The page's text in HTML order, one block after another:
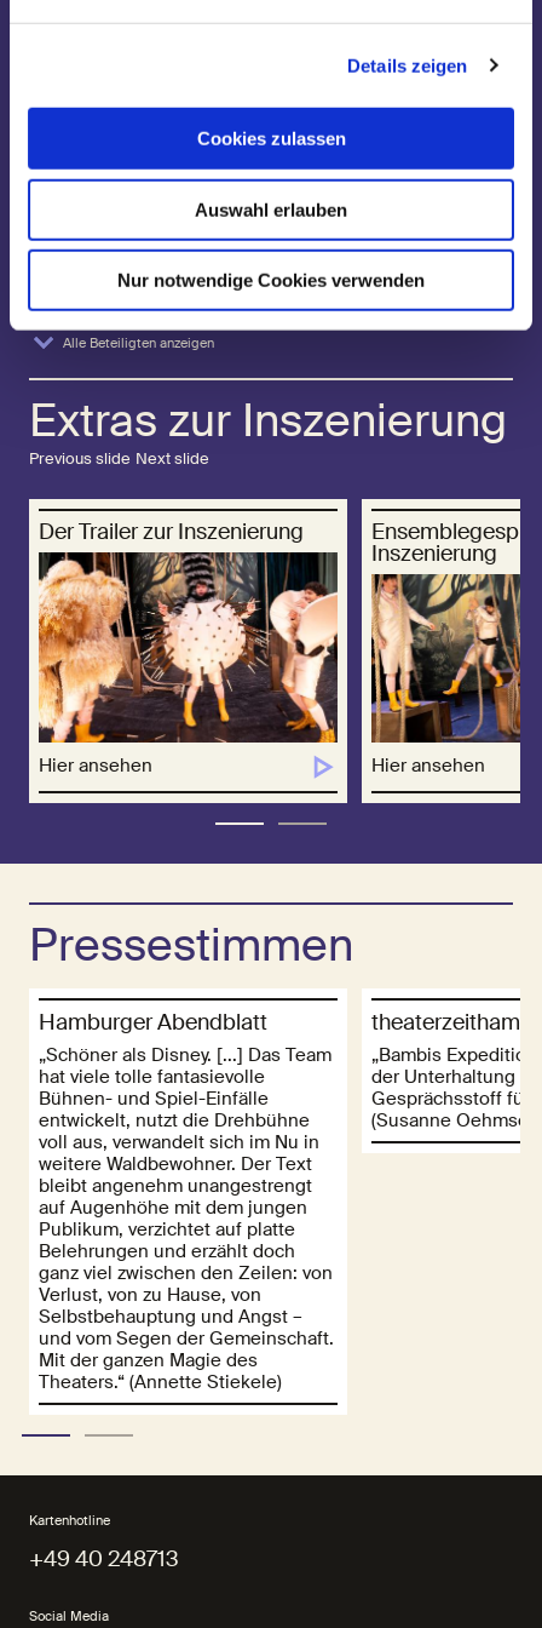
Details zeigen
Cookies zulassen
Auswahl erlauben
Nur notwendige Cookies verwenden
Victoria Kraft,Silvio T. Kretschmer,Christine
Alle Beteiligten anzeigen
Regie:
Bühne:
Katrin Plötzky
Kostüme:
Hanna Roxane Scherwinski
Extras zur Inszenierung
Previous slide Next slide
Der Trailer zur Inszenierung
Hier ansehen
Inszenierung
Hier ansehen
Pressestimmen
Hamburger Abendblatt
„Schöner als Disney. [...] Das Team
hat viele tolle fantasievolle
Bühnen- und Spiel-Einfälle
entwickelt, nutzt die Drehbühne
voll aus, verwandelt sich im Nu in
weitere Waldbewohner. Der Text
bleibt angenehm unangestrengt
auf Augenhöhe mit dem jungen
Publikum, verzichtet auf platte
Belehrungen und erzählt doch
ganz viel zwischen den Zeilen: von
Verlust, von zu Hause, von
Selbstbehauptung und Angst –
und vom Segen der Gemeinschaft.
Mit der ganzen Magie des
Theaters.“ (Annette Stiekele)
„Bambis
der Unterhaltung
Gesprächsstoff für
(Susanne
Kartenhotline
+49 40 248713
Social Media